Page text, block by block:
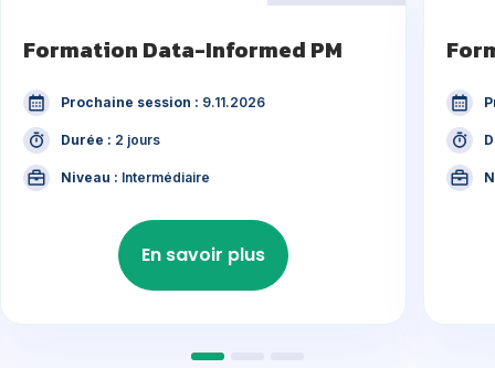
Formation Data-Informed PM
Prochaine session : 9.11.2026
Durée : 2 jours
Niveau : Intermédiaire
En savoir plus